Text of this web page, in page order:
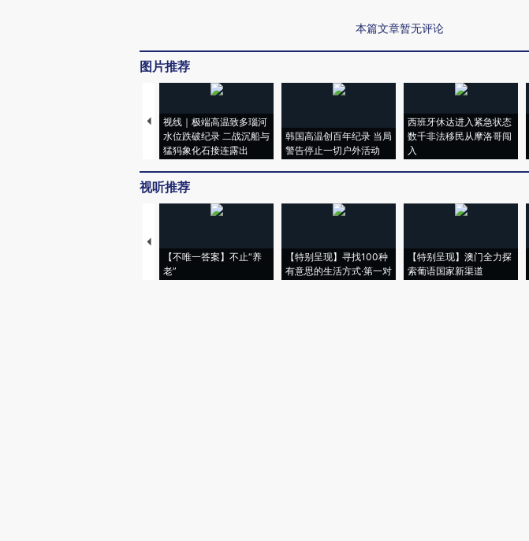
本篇文章暂无评论
图片推荐
视线｜极端高温致多瑙河
水位跌破纪录 二战沉船与
猛犸象化石接连露出
韩国高温创百年纪录 当局
警告停止一切户外活动
西班牙休达进入紧急状态
数千非法移民从摩洛哥闯
入
视听推荐
【不唯一答案】不止“养
老”
【特别呈现】寻找100种
有意思的生活方式·第一对
【特别呈现】澳门全力探
索葡语国家新渠道